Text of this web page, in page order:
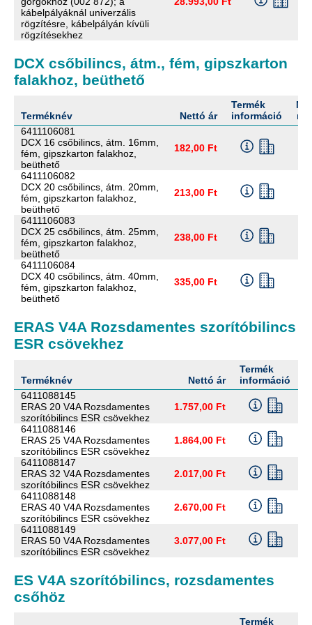
kábelpályáknál univerzális
rögzítésre, kábelpályán kívüli
rögzítésekhez
DCX csőbilincs, átm., fém, gipszkarton
falakhoz, beüthető
Terméknév Nettó ár
Termék
információ
6411106081
DCX 16 csőbilincs, átm. 16mm,
fém, gipszkarton falakhoz,
beüthető
182,00 Ft
6411106082
DCX 20 csőbilincs, átm. 20mm,
fém, gipszkarton falakhoz,
beüthető
213,00 Ft
6411106083
DCX 25 csőbilincs, átm. 25mm,
fém, gipszkarton falakhoz,
beüthető
238,00 Ft
6411106084
DCX 40 csőbilincs, átm. 40mm,
fém, gipszkarton falakhoz,
beüthető
335,00 Ft
ERAS V4A Rozsdamentes szorítóbilincs
ESR csövekhez
Terméknév Nettó ár
Termék
információ
6411088145
ERAS 20 V4A Rozsdamentes
szorítóbilincs ESR csövekhez
1.757,00 Ft
6411088146
ERAS 25 V4A Rozsdamentes
szorítóbilincs ESR csövekhez
1.864,00 Ft
6411088147
ERAS 32 V4A Rozsdamentes
szorítóbilincs ESR csövekhez
2.017,00 Ft
6411088148
ERAS 40 V4A Rozsdamentes
szorítóbilincs ESR csövekhez
2.670,00 Ft
6411088149
ERAS 50 V4A Rozsdamentes
szorítóbilincs ESR csövekhez
3.077,00 Ft
ES V4A szorítóbilincs, rozsdamentes
csőhöz
Termék